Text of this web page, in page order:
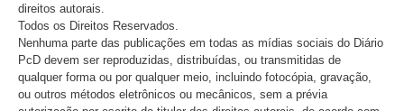
Atletas do Time São Paulo são campeãs do
Internacional de badminton paralímpico
direitos autorais.
Todos os Direitos Reservados.
Nenhuma parte das publicações em todas as mídias sociais do Diário
PcD devem ser reproduzidas, distribuídas, ou transmitidas de
qualquer forma ou por qualquer meio, incluindo fotocópia, gravação,
ou outros métodos eletrônicos ou mecânicos, sem a prévia